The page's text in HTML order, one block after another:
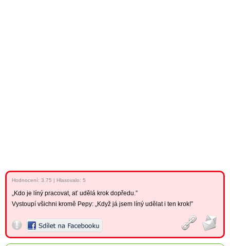
Hodnocení: 3.75 | Hlasovalo: 5
„Kdo je líný pracovat, ať udělá krok dopředu.”
Vystoupí všichni kromě Pepy: „Když já jsem líný udělat i ten krok!”